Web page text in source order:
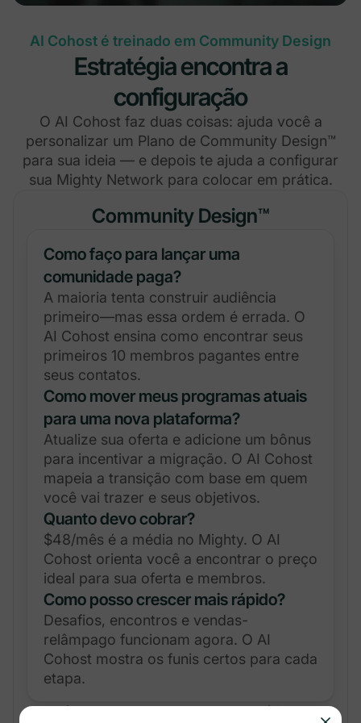
AI Cohost é treinado em Community Design
Estratégia encontra a
configuração
O AI Cohost faz duas coisas: ajuda você a
personalizar um Plano de Community Design™
para sua ideia — e depois te ajuda a configurar
sua Mighty Network para colocar em prática.
Community Design™
Como faço para lançar uma
comunidade paga?
A maioria tenta construir audiência
primeiro—mas essa ordem é errada. O
AI Cohost ensina como encontrar seus
primeiros 10 membros pagantes entre
seus contatos.
Como mover meus programas atuais
para uma nova plataforma?
Atualize sua oferta e adicione um bônus
para incentivar a migração. O AI Cohost
mapeia a transição com base em quem
você vai trazer e seus objetivos.
Quanto devo cobrar?
$48/mês é a média no Mighty. O AI
Cohost orienta você a encontrar o preço
ideal para sua oferta e membros.
Como posso crescer mais rápido?
Desafios, encontros e vendas-
relâmpago funcionam agora. O AI
Cohost mostra os funis certos para cada
etapa.
Imagine essas perguntas respondidas com